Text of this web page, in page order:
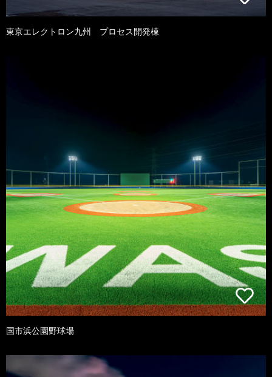
東京エレクトロン九州 プロセス開発棟
国市浜公園野球場